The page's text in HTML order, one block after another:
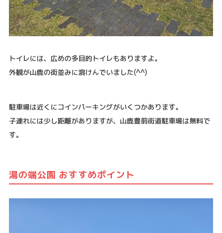
トイレには、広めの多目的トイレもありますよ。
外観が山鹿の街並みに溶けんでいました(^^)
駐車場は近くにコインパーキングがいくつかあります。
子連れには少し距離がありますが、山鹿豊前街道駐車場は無料で
す。
湯の端公園 おすすめポイント